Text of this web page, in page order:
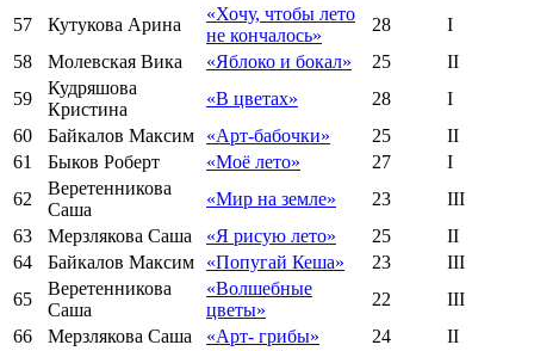
57 Кутукова Арина
«Хочу, чтобы лето
не кончалось»
28
I
58
Молевская Вика «Яблоко и бокал» 25
II
59
Кудряшова
Кристина
«В цветах» 28
I
60
Байкалов Максим «Арт-бабочки» 25
II
61
Быков Роберт «Моё лето» 27
I
62
Веретенникова
Саша
«Мир на земле» 23
III
63
Мерзлякова Саша «Я рисую лето» 25
II
64
Байкалов Максим «Попугай Кеша» 23
III
65
Веретенникова
Саша
«Волшебные
цветы»
22
III
66
Мерзлякова Саша «Арт- грибы» 24
II